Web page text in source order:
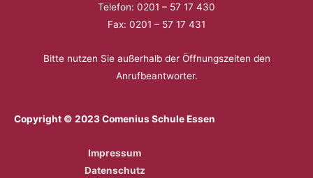
Telefon: 0201 – 57 17 430
Fax: 0201 – 57 17 431
Bitte nutzen Sie außerhalb der Öffnungszeiten den
Anrufbeantworter.
Copyright © 2023 Comenius Schule Essen
Impressum
Datenschutz